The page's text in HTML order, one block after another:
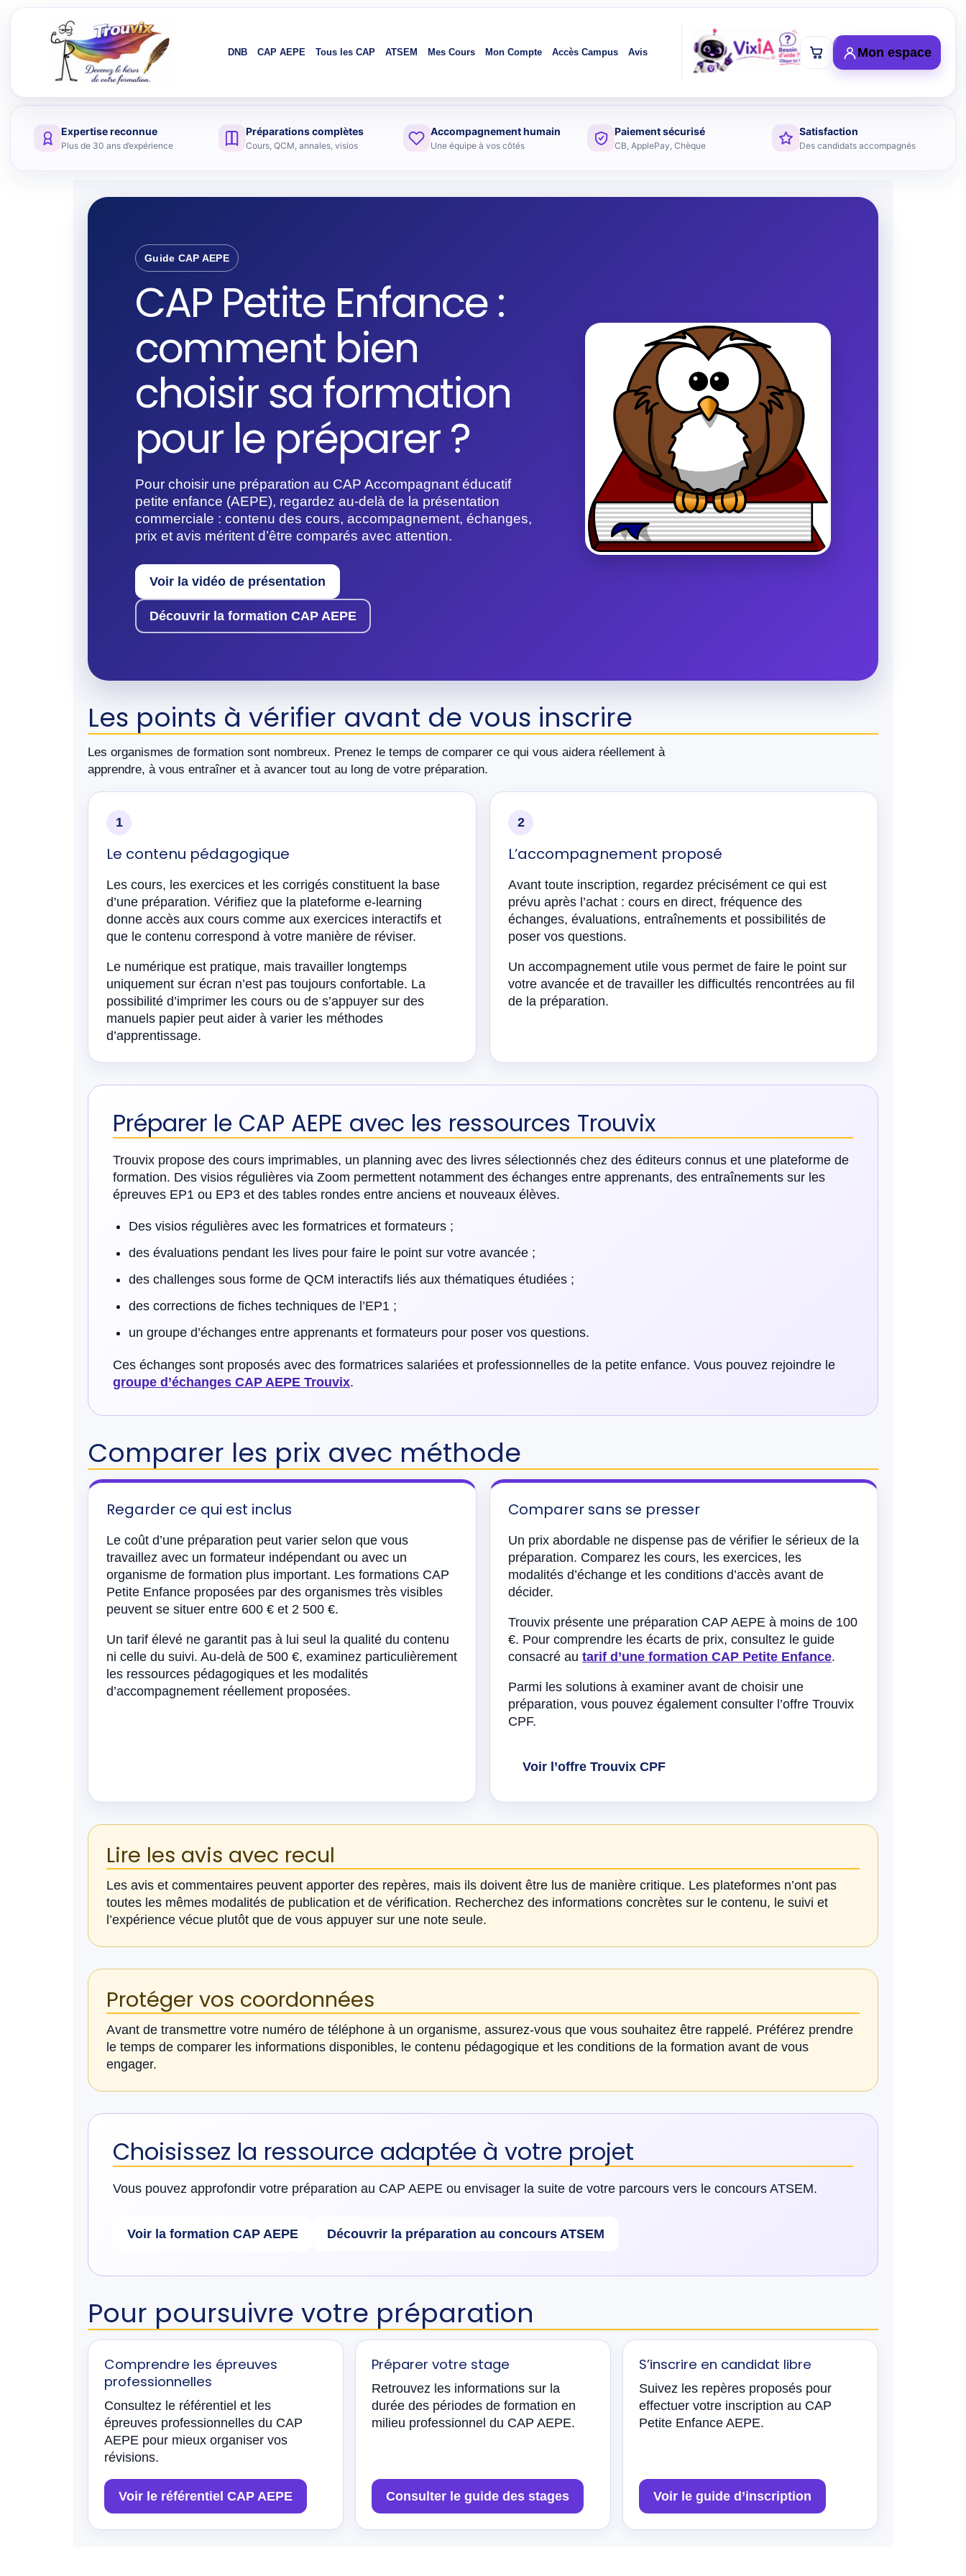
DNB CAP AEPE Tous les CAP ATSEM Mes Cours Mon Compte Accès Campus Avis Mon espace
Expertise reconnue
Plus de 30 ans d’expérience
Préparations complètes
Cours, QCM, annales, visios
Accompagnement humain
Une équipe à vos côtés
Paiement sécurisé
CB, ApplePay, Chèque
Satisfaction
Des candidats accompagnés
Guide CAP AEPE
CAP Petite Enfance :
comment bien
choisir sa formation
pour le préparer ?
Pour choisir une préparation au CAP Accompagnant éducatif
petite enfance (AEPE), regardez au-delà de la présentation
commerciale : contenu des cours, accompagnement, échanges,
prix et avis méritent d’être comparés avec attention.
Voir la vidéo de présentation
Découvrir la formation CAP AEPE
Les points à vérifier avant de vous inscrire
Les organismes de formation sont nombreux. Prenez le temps de comparer ce qui vous aidera réellement à
apprendre, à vous entraîner et à avancer tout au long de votre préparation.
1
Le contenu pédagogique
Les cours, les exercices et les corrigés constituent la base
d’une préparation. Vérifiez que la plateforme e-learning
donne accès aux cours comme aux exercices interactifs et
que le contenu correspond à votre manière de réviser.
Le numérique est pratique, mais travailler longtemps
uniquement sur écran n’est pas toujours confortable. La
possibilité d’imprimer les cours ou de s’appuyer sur des
manuels papier peut aider à varier les méthodes
d’apprentissage.
2
L’accompagnement proposé
Avant toute inscription, regardez précisément ce qui est
prévu après l’achat : cours en direct, fréquence des
échanges, évaluations, entraînements et possibilités de
poser vos questions.
Un accompagnement utile vous permet de faire le point sur
votre avancée et de travailler les difficultés rencontrées au fil
de la préparation.
Préparer le CAP AEPE avec les ressources Trouvix
Trouvix propose des cours imprimables, un planning avec des livres sélectionnés chez des éditeurs connus et une plateforme de
formation. Des visios régulières via Zoom permettent notamment des échanges entre apprenants, des entraînements sur les
épreuves EP1 ou EP3 et des tables rondes entre anciens et nouveaux élèves.
Des visios régulières avec les formatrices et formateurs ;
des évaluations pendant les lives pour faire le point sur votre avancée ;
des challenges sous forme de QCM interactifs liés aux thématiques étudiées ;
des corrections de fiches techniques de l’EP1 ;
un groupe d’échanges entre apprenants et formateurs pour poser vos questions.
Ces échanges sont proposés avec des formatrices salariées et professionnelles de la petite enfance. Vous pouvez rejoindre le
groupe d’échanges CAP AEPE Trouvix.
Comparer les prix avec méthode
Regarder ce qui est inclus
Le coût d’une préparation peut varier selon que vous
travaillez avec un formateur indépendant ou avec un
organisme de formation plus important. Les formations CAP
Petite Enfance proposées par des organismes très visibles
peuvent se situer entre 600 € et 2 500 €.
Un tarif élevé ne garantit pas à lui seul la qualité du contenu
ni celle du suivi. Au-delà de 500 €, examinez particulièrement
les ressources pédagogiques et les modalités
d’accompagnement réellement proposées.
Comparer sans se presser
Un prix abordable ne dispense pas de vérifier le sérieux de la
préparation. Comparez les cours, les exercices, les
modalités d’échange et les conditions d’accès avant de
décider.
Trouvix présente une préparation CAP AEPE à moins de 100
€. Pour comprendre les écarts de prix, consultez le guide
consacré au tarif d’une formation CAP Petite Enfance.
Parmi les solutions à examiner avant de choisir une
préparation, vous pouvez également consulter l’offre Trouvix
CPF.
Voir l’offre Trouvix CPF
Lire les avis avec recul
Les avis et commentaires peuvent apporter des repères, mais ils doivent être lus de manière critique. Les plateformes n’ont pas
toutes les mêmes modalités de publication et de vérification. Recherchez des informations concrètes sur le contenu, le suivi et
l’expérience vécue plutôt que de vous appuyer sur une note seule.
Protéger vos coordonnées
Avant de transmettre votre numéro de téléphone à un organisme, assurez-vous que vous souhaitez être rappelé. Préférez prendre
le temps de comparer les informations disponibles, le contenu pédagogique et les conditions de la formation avant de vous
engager.
Choisissez la ressource adaptée à votre projet
Vous pouvez approfondir votre préparation au CAP AEPE ou envisager la suite de votre parcours vers le concours ATSEM.
Voir la formation CAP AEPE Découvrir la préparation au concours ATSEM
Pour poursuivre votre préparation
Comprendre les épreuves
professionnelles
Consultez le référentiel et les
épreuves professionnelles du CAP
AEPE pour mieux organiser vos
révisions.
Voir le référentiel CAP AEPE
Préparer votre stage
Retrouvez les informations sur la
durée des périodes de formation en
milieu professionnel du CAP AEPE.
Consulter le guide des stages
S’inscrire en candidat libre
Suivez les repères proposés pour
effectuer votre inscription au CAP
Petite Enfance AEPE.
Voir le guide d’inscription